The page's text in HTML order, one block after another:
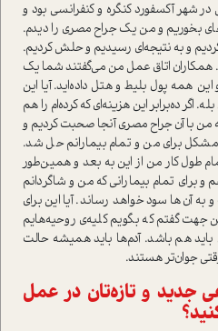
در شهر آکسفورد کنگره و کنفرانسی بود و
بخوریم و من یک جراح مصری را دیدم.
و به نتیجه‌ای رسیدیم و حلش کردیم.
همکاران اتاق عمل من می‌گفتند شما یک
همه پول بلیط و هتل داده‌اید. آیا این
اگر ده‌برابر این هزینه‌ای که کرده‌ام را هم
من با آن جراح مصری آنجا صحبت کردیم و
مشکل برای من و تمام بیمارانم حل شد.
طول کار من از این به بعد و همین‌طور
برای تمام بیمارانی که من و شاگردانم
آن‌ها سود خواهد رساند. آیا این برای
جهت گفتم که بگویم کلیه‌ی روحیه‌هایم
هم باشد. آدم‌ها باید همیشه حالت
جوان‌تر هستند‌.
جدید و تازه‌تان در عمل